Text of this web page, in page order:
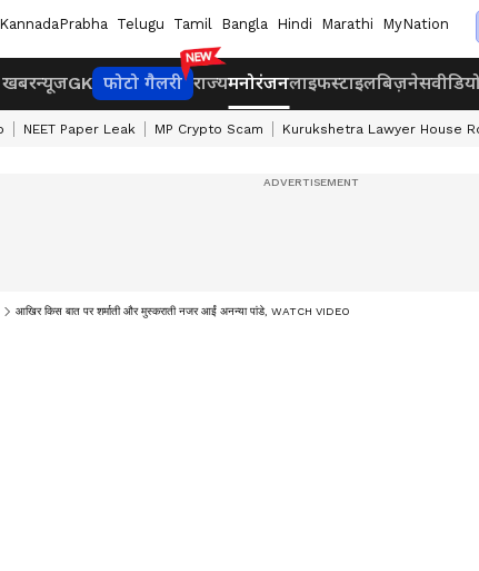
KannadaPrabha Telugu Tamil Bangla Hindi Marathi MyNation
खबरन्यूजGK फोटो गैलरी राज्यमनोरंजनलाइफस्टाइलबिज़नेस
NEET Paper Leak MP Crypto Scam Kurukshetra Lawyer House
आखिर किस बात पर शर्माती और मुस्कराती नजर आईं अनन्या पांडे, WATCH VIDEO